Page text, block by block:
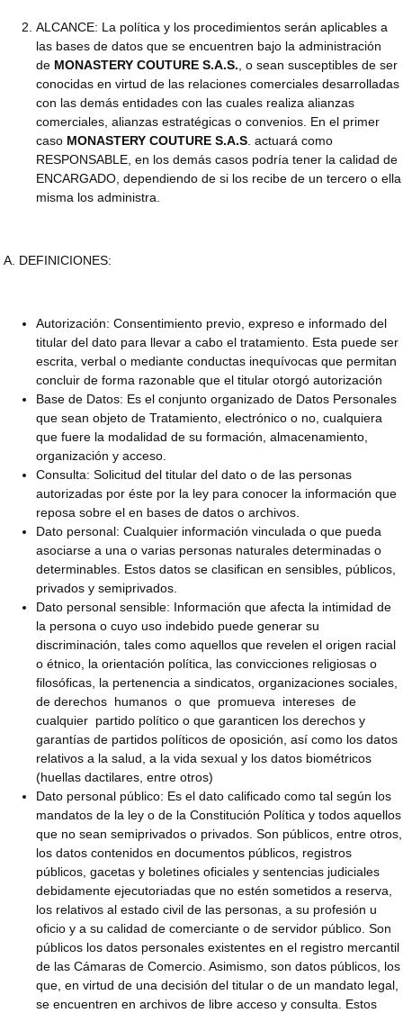
ALCANCE: La política y los procedimientos serán aplicables a
las bases de datos que se encuentren bajo la administración
de MONASTERY COUTURE S.A.S. , o sean susceptibles de ser
conocidas en virtud de las relaciones comerciales desarrolladas
con las demás entidades con las cuales realiza alianzas
comerciales, alianzas estratégicas o convenios. En el primer
caso MONASTERY COUTURE S.A.S . actuará como
RESPONSABLE, en los demás casos podría tener la calidad de
ENCARGADO, dependiendo de si los recibe de un tercero o ella
misma los administra.
A. DEFINICIONES:
Autorización: Consentimiento previo, expreso e informado del
titular del dato para llevar a cabo el tratamiento. Esta puede ser
escrita, verbal o mediante conductas inequívocas que permitan
concluir de forma razonable que el titular otorgó autorización
Base de Datos: Es el conjunto organizado de Datos Personales
que sean objeto de Tratamiento, electrónico o no, cualquiera
que fuere la modalidad de su formación, almacenamiento,
organización y acceso.
Consulta: Solicitud del titular del dato o de las personas
autorizadas por éste por la ley para conocer la información que
reposa sobre el en bases de datos o archivos.
Dato personal: Cualquier información vinculada o que pueda
asociarse a una o varias personas naturales determinadas o
determinables. Estos datos se clasifican en sensibles, públicos,
privados y semiprivados.
Dato personal sensible: Información que afecta la intimidad de
la persona o cuyo uso indebido puede generar su
discriminación, tales como aquellos que revelen el origen racial
o étnico, la orientación política, las convicciones religiosas o
filosóficas, la pertenencia a sindicatos, organizaciones sociales,
de derechos humanos o que promueva intereses de
cualquier partido político o que garanticen los derechos y
garantías de partidos políticos de oposición, así como los datos
relativos a la salud, a la vida sexual y los datos biométricos
(huellas dactilares, entre otros)
Dato personal público: Es el dato calificado como tal según los
mandatos de la ley o de la Constitución Política y todos aquellos
que no sean semiprivados o privados. Son públicos, entre otros,
los datos contenidos en documentos públicos, registros
públicos, gacetas y boletines oficiales y sentencias judiciales
debidamente ejecutoriadas que no estén sometidos a reserva,
los relativos al estado civil de las personas, a su profesión u
oficio y a su calidad de comerciante o de servidor público. Son
públicos los datos personales existentes en el registro mercantil
de las Cámaras de Comercio. Asimismo, son datos públicos, los
que, en virtud de una decisión del titular o de un mandato legal,
se encuentren en archivos de libre acceso y consulta. Estos